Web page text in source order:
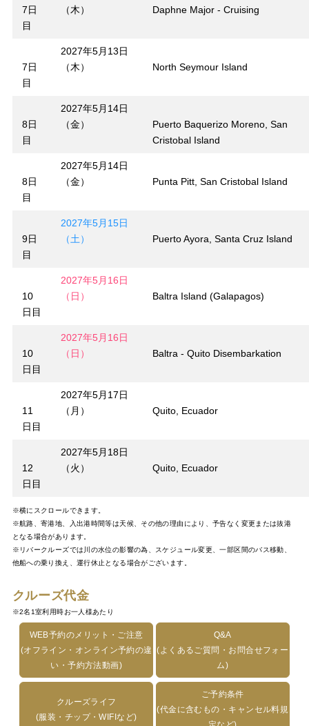
7日
目
（木）
Daphne Major - Cruising
7日
目
2027年5月13日
（木）
North Seymour Island
8日
目
2027年5月14日
（金）
Puerto Baquerizo Moreno, San
Cristobal Island
8日
目
2027年5月14日
（金）
Punta Pitt, San Cristobal Island
9日
目
2027年5月15日
（土）
Puerto Ayora, Santa Cruz Island
10
日目
2027年5月16日
（日）
Baltra Island (Galapagos)
10
日目
2027年5月16日
（日）
Baltra - Quito Disembarkation
11
日目
2027年5月17日
（月）
Quito, Ecuador
12
日目
2027年5月18日
（火）
Quito, Ecuador
※横にスクロールできます。
※航路、寄港地、入出港時間等は天候、その他の理由により、予告なく変更または抜港
となる場合があります。
※リバークルーズでは川の水位の影響の為、スケジュール変更、一部区間のバス移動、
他船への乗り換え、運行休止となる場合がございます。
クルーズ代金
※2名1室利用時お一人様あたり
WEB予約のメリット・ご注意
(オフライン・オンライン予約の違
い・予約方法動画)
Q&A
(よくあるご質問・お問合せフォー
ム)
クルーズライフ
(服装・チップ・WIFIなど)
ご予約条件
(代金に含むもの・キャンセル料規